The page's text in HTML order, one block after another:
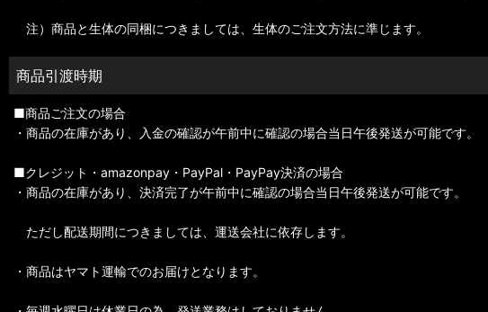
注）商品と生体の同梱につきましては、生体のご注文方法に準じます。
商品引渡時期
■商品ご注文の場合
・商品の在庫があり、入金の確認が午前中に確認の場合当日午後発送が可能です。
■クレジット・amazonpay・PayPal・PayPay決済の場合
・商品の在庫があり、決済完了が午前中に確認の場合当日午後発送が可能です。
ただし配送期間につきましては、運送会社に依存します。
・商品はヤマト運輸でのお届けとなります。